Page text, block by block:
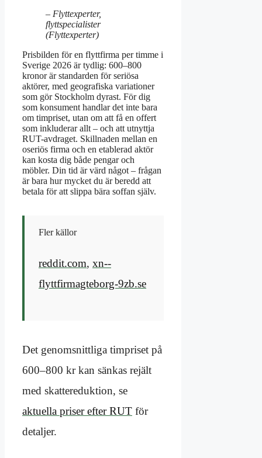
– Flyttexperter,
flyttspecialister
(Flyttexperter)
Prisbilden för en flyttfirma per timme i
Sverige 2026 är tydlig: 600–800
kronor är standarden för seriösa
aktörer, med geografiska variationer
som gör Stockholm dyrast. För dig
som konsument handlar det inte bara
om timpriset, utan om att få en offert
som inkluderar allt – och att utnyttja
RUT-avdraget. Skillnaden mellan en
oseriös firma och en etablerad aktör
kan kosta dig både pengar och
möbler. Din tid är värd något – frågan
är bara hur mycket du är beredd att
betala för att slippa bära soffan själv.
Fler källor
reddit.com, xn--
flyttfirmagteborg-9zb.se
Det genomsnittliga timpriset på
600–800 kr kan sänkas rejält
med skattereduktion, se
aktuella priser efter RUT för
detaljer.